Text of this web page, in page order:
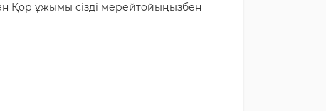
Қор ұжымы сізді мерейтойыңызбен